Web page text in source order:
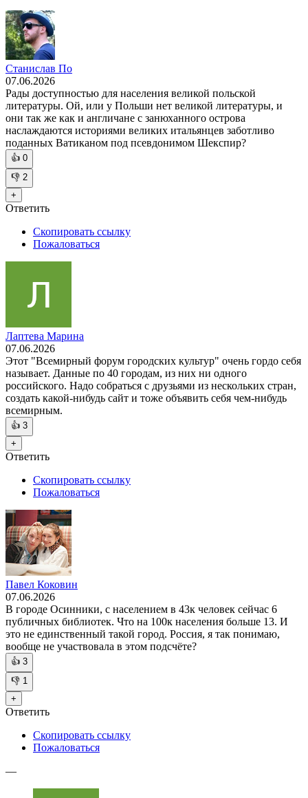
Станислав По
07.06.2026
Рады доступностью для населения великой польской
литературы. Ой, или у Польши нет великой литературы, и
они так же как и англичане с занюханного острова
наслаждаются историями великих итальянцев заботливо
поданных Ватиканом под псевдонимом Шекспир?
👍 0
👎 2
+
Ответить
Скопировать ссылку
Пожаловаться
Лаптева Марина
07.06.2026
Этот "Всемирный форум городских культур" очень гордо себя
называет. Данные по 40 городам, из них ни одного
российского. Надо собраться с друзьями из нескольких стран,
создать какой-нибудь сайт и тоже объявить себя чем-нибудь
всемирным.
👍 3
+
Ответить
Скопировать ссылку
Пожаловаться
Павел Коковин
07.06.2026
В городе Осинники, с населением в 43к человек сейчас 6
публичных библиотек. Что на 100к населения больше 13. И
это не единственный такой город. Россия, я так понимаю,
вообще не участвовала в этом подсчёте?
👍 3
👎 1
+
Ответить
Скопировать ссылку
Пожаловаться
—